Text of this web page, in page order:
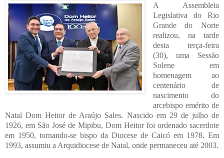
A Assembleia
Legislativa do Rio
Grande do Norte
realizou, na tarde
desta terça-feira
(30), uma Sessão
Solene em
homenagem ao
centenário de
nascimento do
arcebispo emérito de
Natal Dom Heitor de Araújo Sales. Nascido em 29 de julho de
1926, em São José de Mipibu, Dom Heitor foi ordenado sacerdote
em 1950, tornando-se bispo da Diocese de Caicó em 1978. Em
1993, assumiu a Arquidiocese de Natal, onde permaneceu até 2003.